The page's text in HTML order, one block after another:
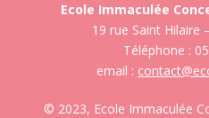
Ecole Immaculée
19 rue Saint Hilaire
Téléphone :
email :
© 2023, Ecole Immaculée